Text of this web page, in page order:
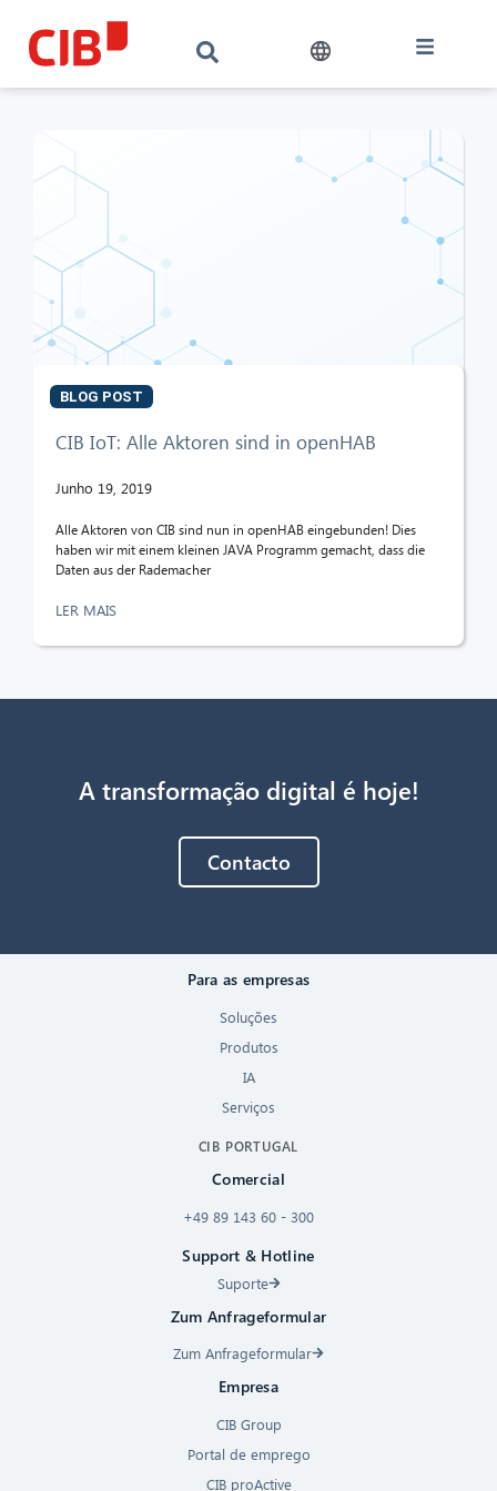
BLOG POST
CIB IoT: Alle Aktoren sind in openHAB
Junho 19, 2019
Alle Aktoren von CIB sind nun in openHAB eingebunden! Dies
haben wir mit einem kleinen JAVA Programm gemacht, dass die
Daten aus der Rademacher
LER MAIS
A transformação digital é hoje!
Contacto
Para as empresas
Soluções
Produtos
IA
Serviços
CIB PORTUGAL
Comercial
+49 89 143 60 - 300
Support & Hotline
Suporte
Zum Anfrageformular
Zum Anfrageformular
Empresa
CIB Group
Portal de emprego
CIB proActive
Olá! O que posso fazer por si?